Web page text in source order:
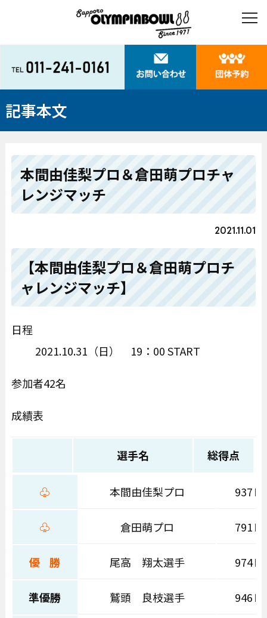
記事本文
本間由佳梨プロ＆倉田萌プロチャ
レンジマッチ
2021.11.01
【本間由佳梨プロ＆倉田萌プロチ
ャレンジマッチ】
日程
2021.10.31（日） 19：00 START
参加者42名
成績表
選手名 総得点
♧ 本間由佳梨プロ 937Ｐ
♧ 倉田萌プロ 791Ｐ
優 勝 尾高 翔太選手 974Ｐ
準優勝 鷲頭 良枝選手 946Ｐ